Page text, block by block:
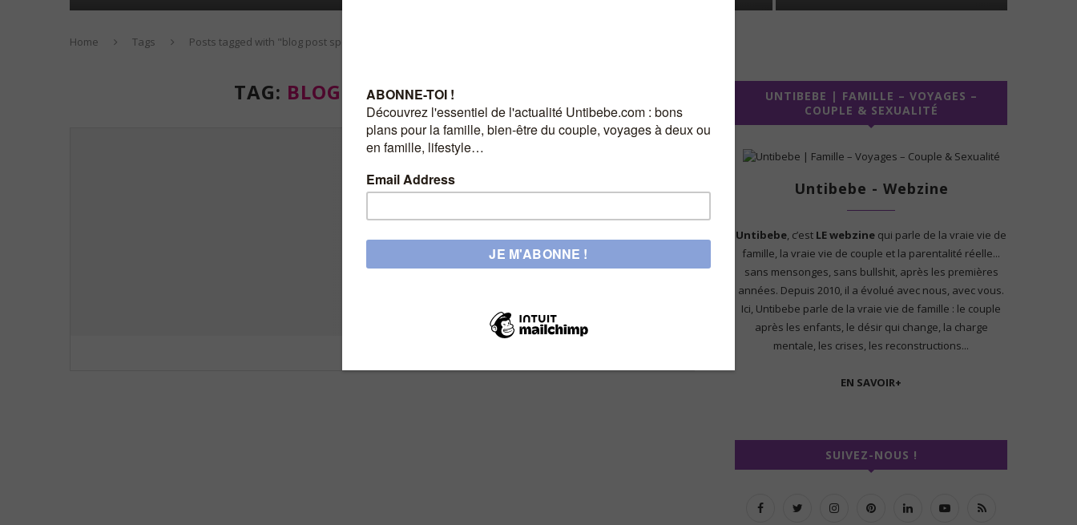
Home Tags Posts tagged with "blog post sponsorisé"
TAG: BLOG POST SPONSORISÉ
Humeurs UNTIBEBE FAMILY | Famille & Lifestyle
« Vous ne faites plus que des
placements de marques »
byEve 10 octobre 2016
« J’ai l’impression que vous ne faites plus que des
UNTIBEBE | FAMILLE – VOYAGES –
COUPLE & SEXUALITÉ
Untibebe - Webzine
Untibebe, c’est LE webzine qui parle de la vraie vie de
famille, la vraie vie de couple et la parentalité réelle...
sans mensonges, sans bullshit, après les premières
années. Depuis 2010, il a évolué avec nous, avec vous.
Ici, Untibebe parle de la vraie vie de famille : le couple
après les enfants, le désir qui change, la charge
mentale, les crises, les reconstructions...
EN SAVOIR+
SUIVEZ-NOUS !